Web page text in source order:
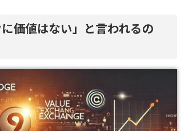
価値はない」と言われるの